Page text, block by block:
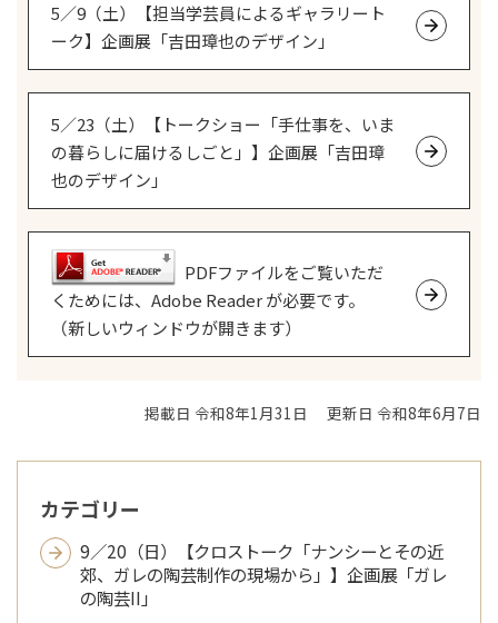
5／9（土）【担当学芸員によるギャラリート
ーク】企画展「吉田璋也のデザイン」
5／23（土）【トークショー「手仕事を、いま
の暮らしに届けるしごと」】企画展「吉田璋
也のデザイン」
PDFファイルをご覧いただ
くためには、Adobe Reader が必要です。
（新しいウィンドウが開きます）
掲載日 令和8年1月31日 更新日 令和8年6月7日
カテゴリー
9／20（日）【クロストーク「ナンシーとその近
郊、ガレの陶芸制作の現場から」】企画展「ガレ
の陶芸II」